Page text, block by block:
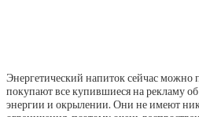
Энергетический напиток сейчас
покупают все купившиеся на рекламу
энергии и окрылении. Они не имеют